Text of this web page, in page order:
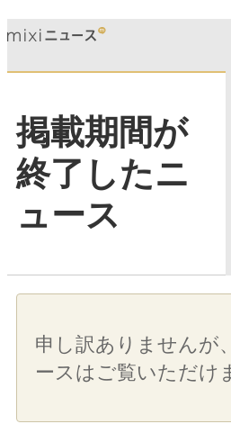
掲載期間が
終了したニ
ュース
申し訳ありませんが
ースはご覧いただけ